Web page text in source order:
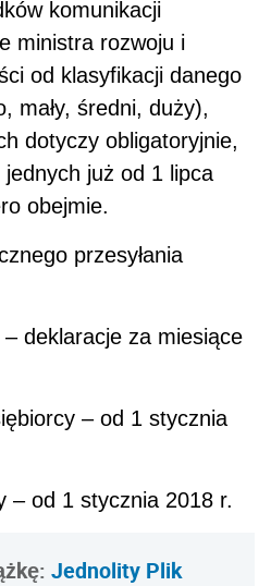
komunikacji
ministra rozwoju i
od klasyfikacji danego
mały, średni, duży),
dotyczy obligatoryjnie,
już od 1 lipca
obejmie.
przesyłania
deklaracje za miesiące
– od 1 stycznia
– od 1 stycznia 2018 r.
Jednolity Plik